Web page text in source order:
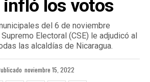
infló los votos
del 6 de noviembre
Electoral (CSE) le adjudicó al
las alcaldías de Nicaragua.
noviembre 15, 2022